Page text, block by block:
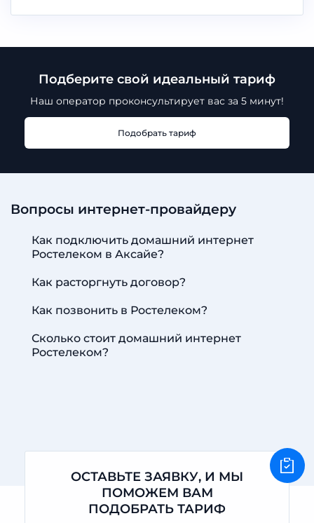
Подберите свой идеальный тариф
Наш оператор проконсультирует вас за 5 минут!
Подобрать тариф
Вопросы интернет-провайдеру
Как подключить домашний интернет
Ростелеком в Аксайе?
Как расторгнуть договор?
Как позвонить в Ростелеком?
Сколько стоит домашний интернет
Ростелеком?
ОСТАВЬТЕ ЗАЯВКУ, И МЫ
ПОМОЖЕМ ВАМ
ПОДОБРАТЬ ТАРИФ